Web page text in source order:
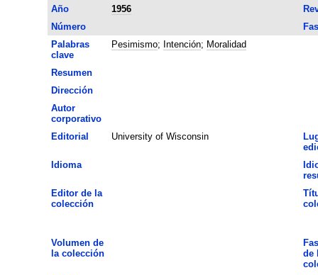
Año
1956
Número
Palabras
clave
Pesimismo; Intención; Moralidad
Resumen
Dirección
Autor
corporativo
Editorial
University of Wisconsin
Idioma
Editor de la
colección
Volumen de
la colección
de